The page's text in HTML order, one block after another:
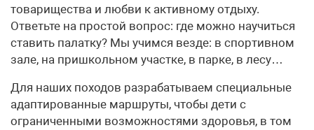
товарищества и любви к активному отдыху.
Ответьте на простой вопрос: где можно научиться
ставить палатку? Мы учимся везде: в спортивном
зале, на пришкольном участке, в парке, в лесу…
Для наших походов разрабатываем специальные
адаптированные маршруты, чтобы дети с
ограниченными возможностями здоровья, в том